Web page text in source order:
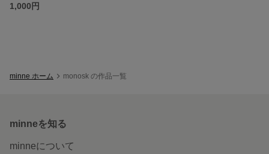
1,000円
minne ホーム monosk の作品一覧
minneを知る
minneについて